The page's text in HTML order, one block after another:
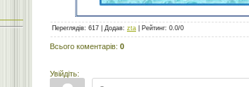
Переглядів: 617 Додав: zta Рейтинг: 0.0/0
Всього коментарів: 0
Увійдіть: